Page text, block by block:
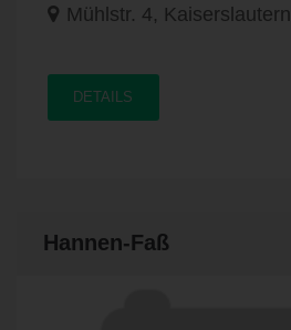
Mühlstr. 4, Kaiserslautern
DETAILS
Hannen-Faß